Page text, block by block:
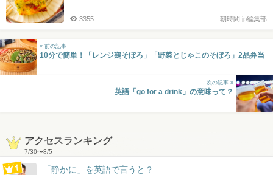
朝時間.jp編集部
3355
« 前の記事
10分で簡単！「レンジ鶏そぼろ」「野菜とじゃこのそぼろ」2品弁当
次の記事 »
英語「go for a drink」の意味って？
アクセスランキング
7/30〜8/5
「静かに」を英語で言うと？